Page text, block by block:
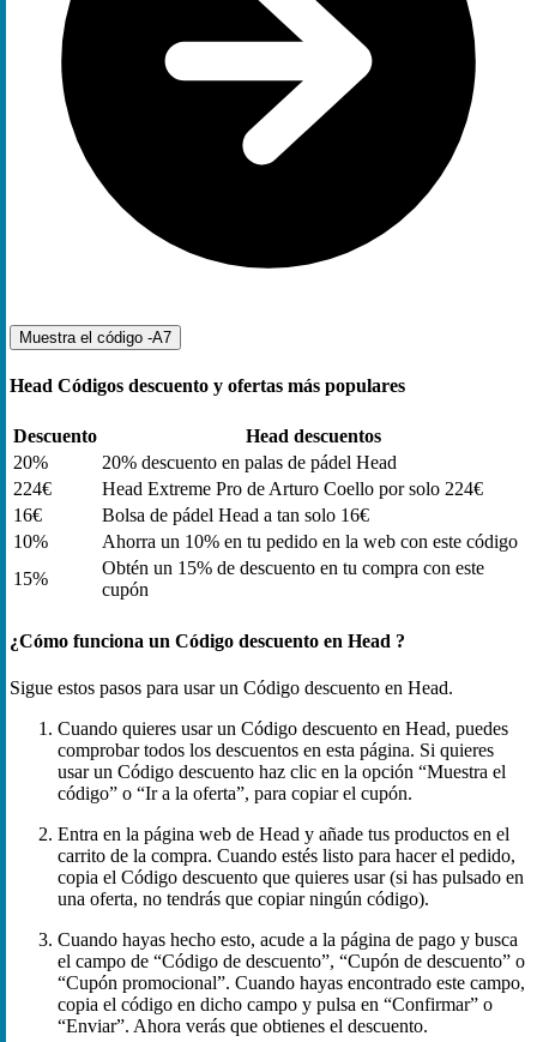
Muestra el código -A7
Head Códigos descuento y ofertas más populares
Descuento
Head descuentos
20%
20% descuento en palas de pádel Head
224€
Head Extreme Pro de Arturo Coello por solo 224€
16€
Bolsa de pádel Head a tan solo 16€
10%
Ahorra un 10% en tu pedido en la web con este código
15%
Obtén un 15% de descuento en tu compra con este
cupón
¿Cómo funciona un Código descuento en Head ?
Sigue estos pasos para usar un Código descuento en Head.
Cuando quieres usar un Código descuento en Head, puedes
comprobar todos los descuentos en esta página. Si quieres
usar un Código descuento haz clic en la opción “Muestra el
código” o “Ir a la oferta”, para copiar el cupón.
Entra en la página web de Head y añade tus productos en el
carrito de la compra. Cuando estés listo para hacer el pedido,
copia el Código descuento que quieres usar (si has pulsado en
una oferta, no tendrás que copiar ningún código).
Cuando hayas hecho esto, acude a la página de pago y busca
el campo de “Código de descuento”, “Cupón de descuento” o
“Cupón promocional”. Cuando hayas encontrado este campo,
copia el código en dicho campo y pulsa en “Confirmar” o
“Enviar”. Ahora verás que obtienes el descuento.